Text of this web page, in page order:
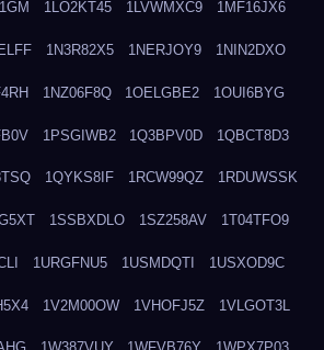
1LO2KT45 1LVWMXC9 1MF16JX6
1N3R82X5 1NERJOY9 1NIN2DXO
1NZ06F8Q 1OELGBE2 1OUI6BYG
1PSGIWB2 1Q3BPV0D 1QBCT8D3
1QYKS8IF 1RCW99QZ 1RDUWSSK
1SSBXDLO 1SZ258AV 1T04TFO9
1URGFNU5 1USMDQTI 1USXOD9C
1V2M00OW 1VHOFJ5Z 1VLGOT3L